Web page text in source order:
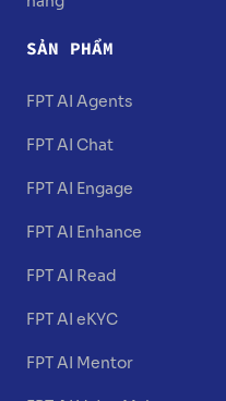
SẢN PHẨM
FPT AI Agents
FPT AI Chat
FPT AI Engage
FPT AI Enhance
FPT AI Read
FPT AI eKYC
FPT AI Mentor